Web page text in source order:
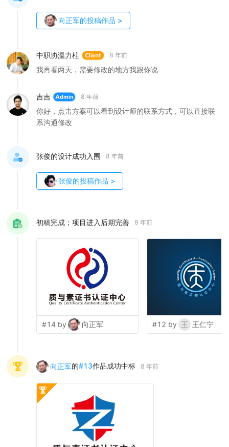
向正军的投稿作品 >
中职协温力柱 8 年前
我再看两天，需要修改的地方我跟你说
吉吉 8 年前
你好，点击方案可以看到设计师的联系方式，可以直接联
系沟通修改
张俊的设计成功入围 8 年前
张俊的投稿作品 >
初稿完成；项目进入后期完善 8 年前
#14 by 向正军 #12 by 王 王仁宁
向正军的#13作品成功中标 8 年前